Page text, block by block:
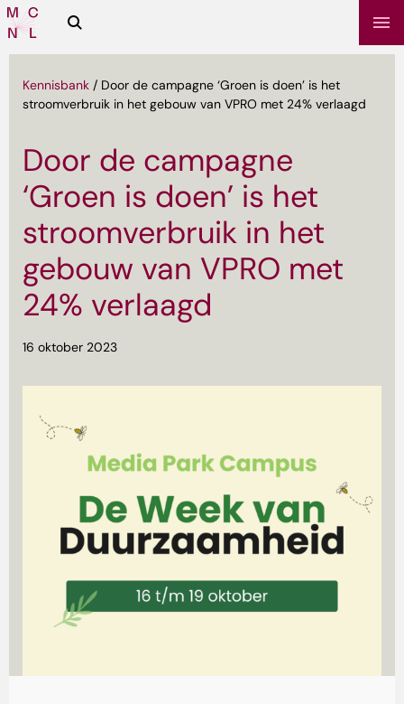
Media
Campus
Zoeken
Kennisbank / Door de campagne ‘Groen is doen’ is het
stroomverbruik in het gebouw van VPRO met 24% verlaagd
Door de campagne
‘Groen is doen’ is het
stroomverbruik in het
gebouw van VPRO met
24% verlaagd
16 oktober 2023